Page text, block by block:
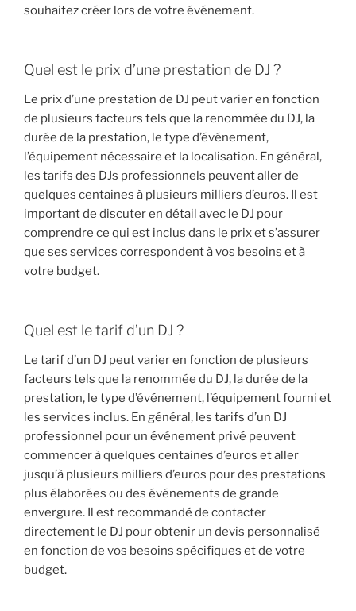
souhaitez créer lors de votre événement.
Quel est le prix d’une prestation de DJ ?
Le prix d’une prestation de DJ peut varier en fonction
de plusieurs facteurs tels que la renommée du DJ, la
durée de la prestation, le type d’événement,
l’équipement nécessaire et la localisation. En général,
les tarifs des DJs professionnels peuvent aller de
quelques centaines à plusieurs milliers d’euros. Il est
important de discuter en détail avec le DJ pour
comprendre ce qui est inclus dans le prix et s’assurer
que ses services correspondent à vos besoins et à
votre budget.
Quel est le tarif d’un DJ ?
Le tarif d’un DJ peut varier en fonction de plusieurs
facteurs tels que la renommée du DJ, la durée de la
prestation, le type d’événement, l’équipement fourni et
les services inclus. En général, les tarifs d’un DJ
professionnel pour un événement privé peuvent
commencer à quelques centaines d’euros et aller
jusqu’à plusieurs milliers d’euros pour des prestations
plus élaborées ou des événements de grande
envergure. Il est recommandé de contacter
directement le DJ pour obtenir un devis personnalisé
en fonction de vos besoins spécifiques et de votre
budget.